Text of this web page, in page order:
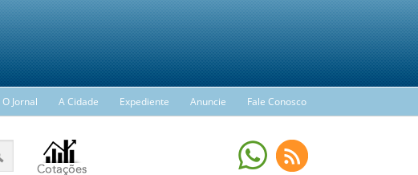
O Jornal A Cidade Expediente Anuncie Fale Conosco